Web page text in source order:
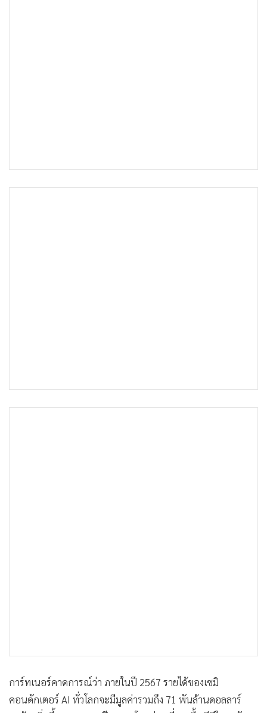
การ์ทเนอร์คาดการณ์ว่า ภายในปี 2567 รายได้ของเซมิ
คอนดักเตอร์ AI ทั่วโลกจะมีมูลค่ารวมถึง 71 พันล้านดอลลาร์